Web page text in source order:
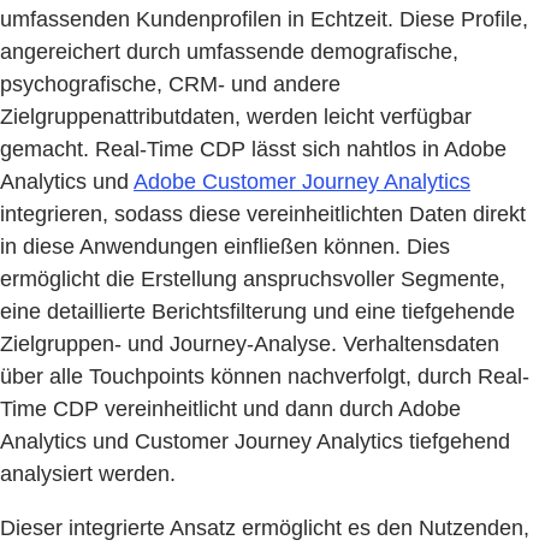
umfassenden Kundenprofilen in Echtzeit. Diese Profile,
angereichert durch umfassende demografische,
psychografische, CRM- und andere
Zielgruppenattributdaten, werden leicht verfügbar
gemacht. Real-Time CDP lässt sich nahtlos in Adobe
Analytics und Adobe Customer Journey Analytics
integrieren, sodass diese vereinheitlichten Daten direkt
in diese Anwendungen einfließen können. Dies
ermöglicht die Erstellung anspruchsvoller Segmente,
eine detaillierte Berichtsfilterung und eine tiefgehende
Zielgruppen- und Journey-Analyse. Verhaltensdaten
über alle Touchpoints können nachverfolgt, durch Real-
Time CDP vereinheitlicht und dann durch Adobe
Analytics und Customer Journey Analytics tiefgehend
analysiert werden.
Dieser integrierte Ansatz ermöglicht es den Nutzenden,